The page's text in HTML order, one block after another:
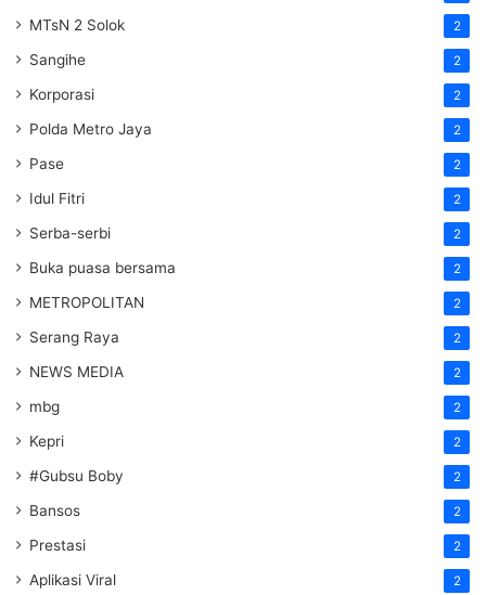
MTsN 2 Solok 2
Sangihe 2
Korporasi 2
Polda Metro Jaya 2
Pase 2
Idul Fitri 2
Serba-serbi 2
Buka puasa bersama 2
METROPOLITAN 2
Serang Raya 2
NEWS MEDIA 2
mbg 2
Kepri 2
#Gubsu Boby 2
Bansos 2
Prestasi 2
Aplikasi Viral 2